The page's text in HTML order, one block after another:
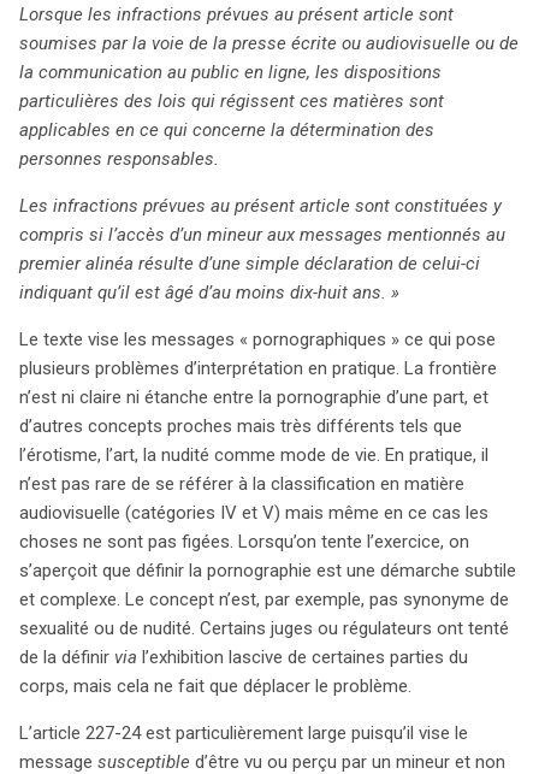
Lorsque les infractions prévues au présent article sont
soumises par la voie de la presse écrite ou audiovisuelle ou de
la communication au public en ligne, les dispositions
particulières des lois qui régissent ces matières sont
applicables en ce qui concerne la détermination des
personnes responsables.
Les infractions prévues au présent article sont constituées y
compris si l’accès d’un mineur aux messages mentionnés au
premier alinéa résulte d’une simple déclaration de celui-ci
indiquant qu’il est âgé d’au moins dix-huit ans. »
Le texte vise les messages « pornographiques » ce qui pose
plusieurs problèmes d’interprétation en pratique. La frontière
n’est ni claire ni étanche entre la pornographie d’une part, et
d’autres concepts proches mais très différents tels que
l’érotisme, l’art, la nudité comme mode de vie. En pratique, il
n’est pas rare de se référer à la classification en matière
audiovisuelle (catégories IV et V) mais même en ce cas les
choses ne sont pas figées. Lorsqu’on tente l’exercice, on
s’aperçoit que définir la pornographie est une démarche subtile
et complexe. Le concept n’est, par exemple, pas synonyme de
sexualité ou de nudité. Certains juges ou régulateurs ont tenté
de la définir via l’exhibition lascive de certaines parties du
corps, mais cela ne fait que déplacer le problème.
L’article 227-24 est particulièrement large puisqu’il vise le
message susceptible d’être vu ou perçu par un mineur et non